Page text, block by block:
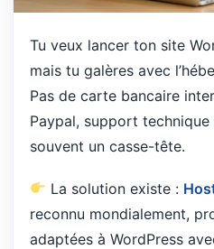
Tu veux lancer ton site
mais tu galères avec
Pas de carte bancaire
Paypal, support technique
souvent un casse-tête.
La solution existe :
reconnu mondialement,
adaptées à WordPress